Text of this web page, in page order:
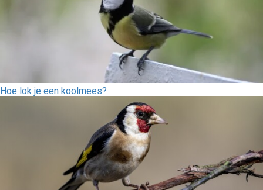
Hoe lok je een koolmees?